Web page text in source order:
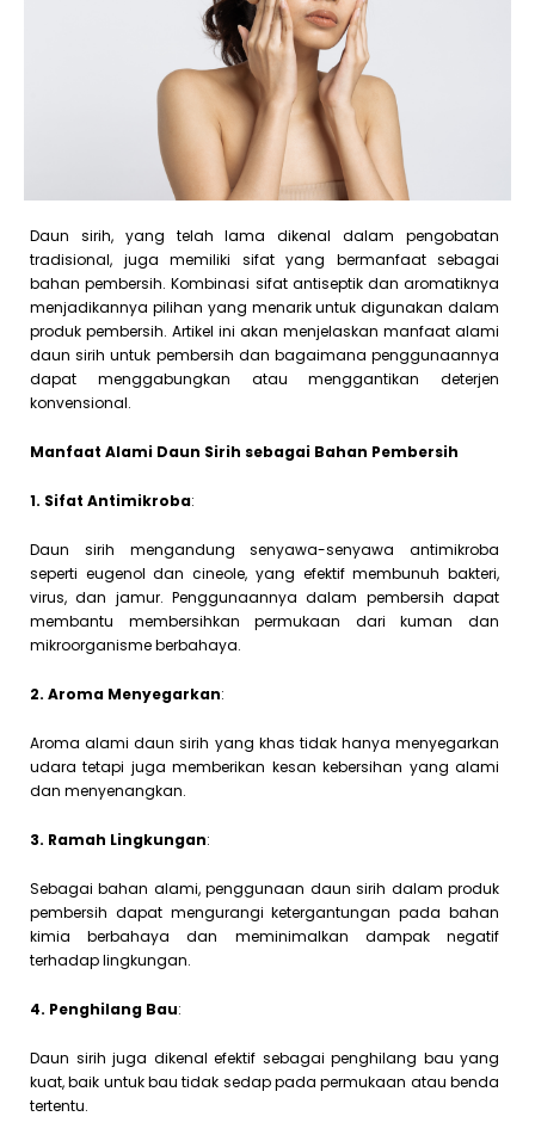
Daun sirih, yang telah lama dikenal dalam pengobatan
tradisional, juga memiliki sifat yang bermanfaat sebagai
bahan pembersih. Kombinasi sifat antiseptik dan aromatiknya
menjadikannya pilihan yang menarik untuk digunakan dalam
produk pembersih. Artikel ini akan menjelaskan manfaat alami
daun sirih untuk pembersih dan bagaimana penggunaannya
dapat menggabungkan atau menggantikan deterjen
konvensional.
Manfaat Alami Daun Sirih sebagai Bahan Pembersih
1. Sifat Antimikroba:
Daun sirih mengandung senyawa-senyawa antimikroba
seperti eugenol dan cineole, yang efektif membunuh bakteri,
virus, dan jamur. Penggunaannya dalam pembersih dapat
membantu membersihkan permukaan dari kuman dan
mikroorganisme berbahaya.
2. Aroma Menyegarkan:
Aroma alami daun sirih yang khas tidak hanya menyegarkan
udara tetapi juga memberikan kesan kebersihan yang alami
dan menyenangkan.
3. Ramah Lingkungan:
Sebagai bahan alami, penggunaan daun sirih dalam produk
pembersih dapat mengurangi ketergantungan pada bahan
kimia berbahaya dan meminimalkan dampak negatif
terhadap lingkungan.
4. Penghilang Bau:
Daun sirih juga dikenal efektif sebagai penghilang bau yang
kuat, baik untuk bau tidak sedap pada permukaan atau benda
tertentu.